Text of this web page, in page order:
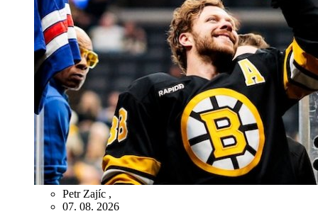
Petr Zajíc ,
07. 08. 2026